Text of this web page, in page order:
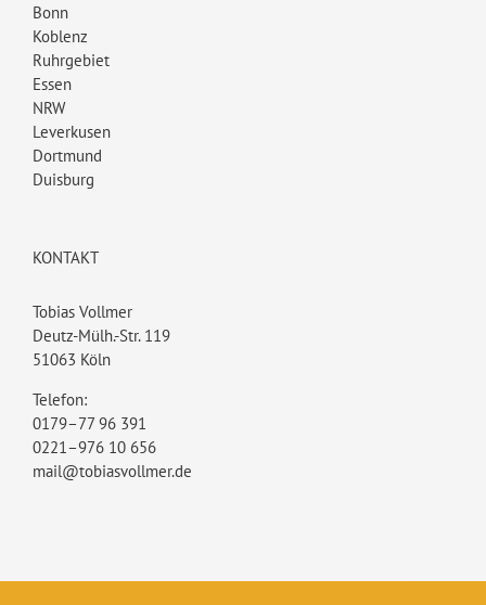
Bonn
Koblenz
Ruhrgebiet
Essen
NRW
Leverkusen
Dortmund
Duisburg
KONTAKT
Tobias Vollmer
Deutz-Mülh.-Str. 119
51063 Köln
Telefon:
0179–77 96 391
0221–976 10 656
mail@tobiasvollmer.de